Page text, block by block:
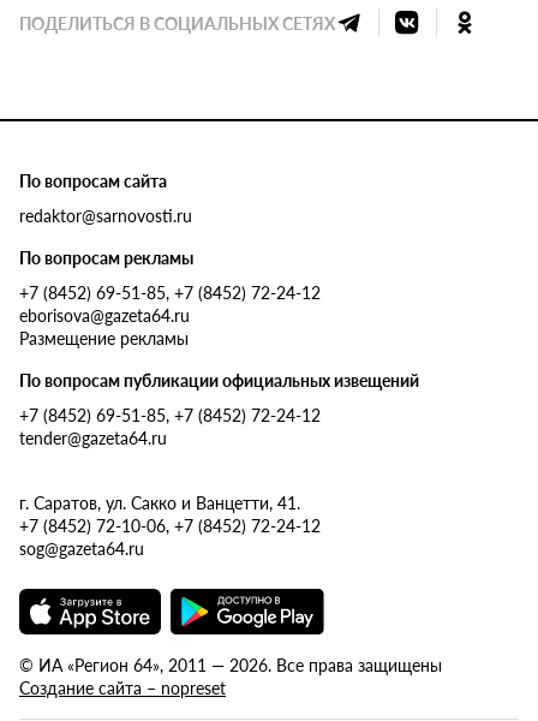
ПОДЕЛИТЬСЯ В СОЦИАЛЬНЫХ СЕТЯХ
По вопросам сайта
redaktor@sarnovosti.ru
По вопросам рекламы
+7 (8452) 69-51-85, +7 (8452) 72-24-12
eborisova@gazeta64.ru
Размещение рекламы
По вопросам публикации официальных извещений
+7 (8452) 69-51-85, +7 (8452) 72-24-12
tender@gazeta64.ru
г. Саратов, ул. Сакко и Ванцетти, 41.
+7 (8452) 72-10-06, +7 (8452) 72-24-12
sog@gazeta64.ru
© ИА «Регион 64», 2011 — 2026. Все права защищены
Создание сайта – nopreset